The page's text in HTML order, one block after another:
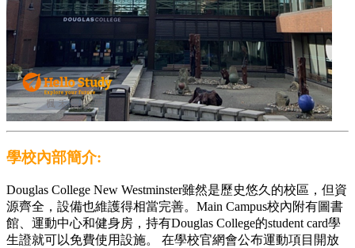
學校內部簡介:
Douglas College New Westminster雖然是歷史悠久的校區，但資
源齊全，設備也維護得相當完善。Main Campus校內附有圖書
館、運動中心和健身房，持有Douglas College的student card學
生證就可以免費使用設施。 在學校官網會公布運動項目開放